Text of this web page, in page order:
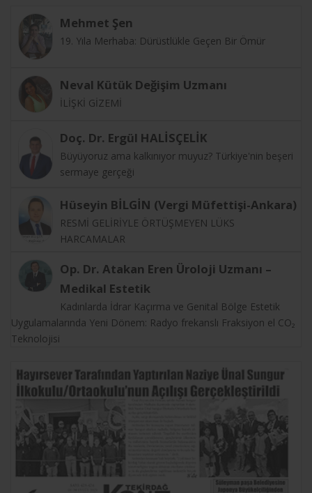
Mehmet Şen
19. Yıla Merhaba: Dürüstlükle Geçen Bir Ömür
Neval Kütük Değişim Uzmanı
İLİŞKİ GİZEMİ
Doç. Dr. Ergül HALİSÇELİK
Büyüyoruz ama kalkınıyor muyuz? Türkiye'nin beşeri
sermaye gerçeği
Hüseyin BİLGİN (Vergi Müfettişi-Ankara)
RESMİ GELİRİYLE ÖRTÜŞMEYEN LÜKS
HARCAMALAR
Op. Dr. Atakan Eren Üroloji Uzmanı –
Medikal Estetik
Kadınlarda İdrar Kaçırma ve Genital Bölge Estetik
Uygulamalarında Yeni Dönem: Radyo frekanslı Fraksiyon el CO₂
Teknolojisi